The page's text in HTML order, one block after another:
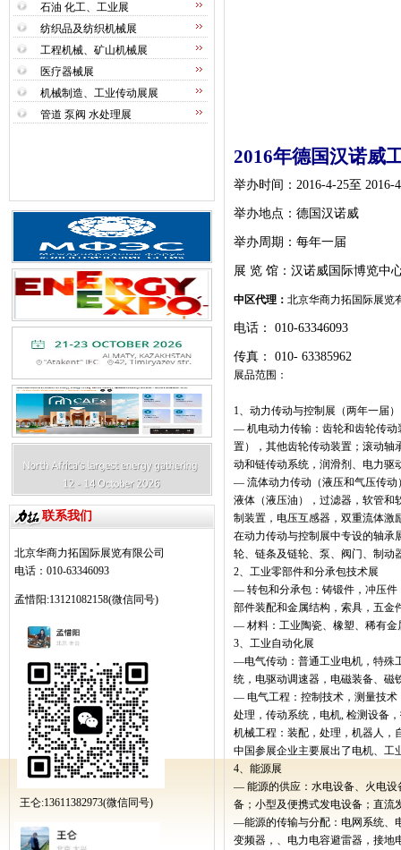
石油 化工、工业展
纺织品及纺织机械展
工程机械、矿山机械展
医疗器械展
机械制造、工业传动展展
管道 泵阀 水处理展
联系我们
北京华商力拓国际展览有限公司
电话：010-63346093
孟惜阳:13121082158(微信同号)
王仑:13611382973(微信同号)
2016年德国汉诺威
举办时间： 2016-4-25至 2016-
举办地点：德国汉诺威
举办周期：每年一届
展 览 馆：汉诺威国际博览中
中区代理： 北京华商力拓国际展览
电话： 010-63346093
传真： 010-
展品范围：
1、动力传动与控制展（两年一届）
— 机电动力传输：齿轮和齿轮传
置），其他齿轮传动装置；滚动轴
动和链传动系统，润滑剂、电力驱
— 流体动力传动（液压和气压传
液体（液压油），过滤器，软管和
制装置，电压互感器，双重流体激
在动力传动与控制展中专设的轴承
轮、链条及链轮、泵、阀门、制动
2、工业零部件和分承包技术展
— 转包和分承包：铸锻件，冲压
部件装配和金属结构，索具，五金
— 材料：工业陶瓷、橡塑、稀有
3、工业自动化展
—电气传动：普通工业电机，特殊
统，电驱动调速器，电磁装备、磁
— 电气工程：控制技术，测量技
处理，传动系统，电机, 检测设备
机械工程：装配，处理，机器人，
中国参展企业主要展出了电机、工
4、能源展
— 能源的供应：水电设备、火电
备；小型及便携式发电设备；直流
—能源的传输与分配：电网系统、
变频器，、电力电容避雷器，接地